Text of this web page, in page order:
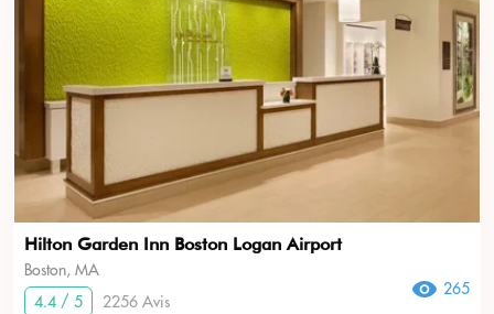
Hilton Garden Inn Boston Logan Airport
Boston, MA
4.4 / 5
2256 Avis
265